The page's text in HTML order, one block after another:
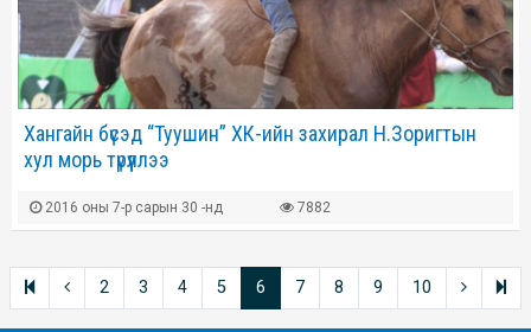
Хангайн бүсэд “Туушин” ХК-ийн захирал Н.Зоригтын
хул морь түрүүллээ
2016 оны 7-р сарын 30 -нд 7882
2 3 4 5 6 7 8 9 10